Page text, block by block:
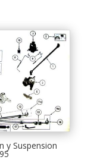
y Suspension